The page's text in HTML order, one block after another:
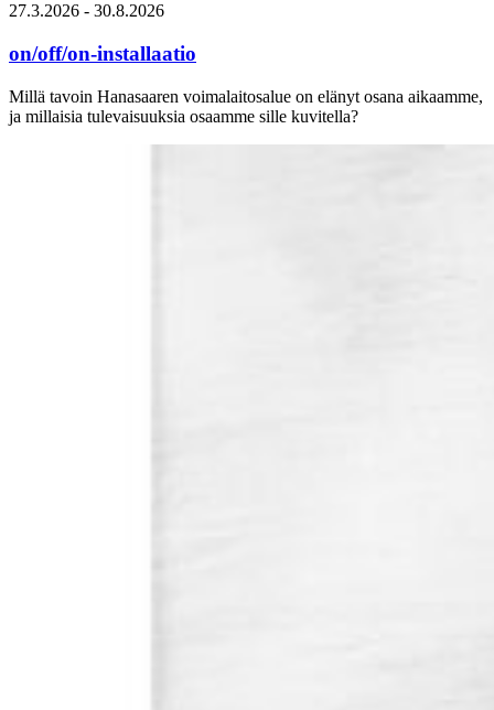
27.3.2026 - 30.8.2026
on/off/on-installaatio
Millä tavoin Hanasaaren voimalaitosalue on elänyt osana aikaamme,
ja millaisia tulevaisuuksia osaamme sille kuvitella?